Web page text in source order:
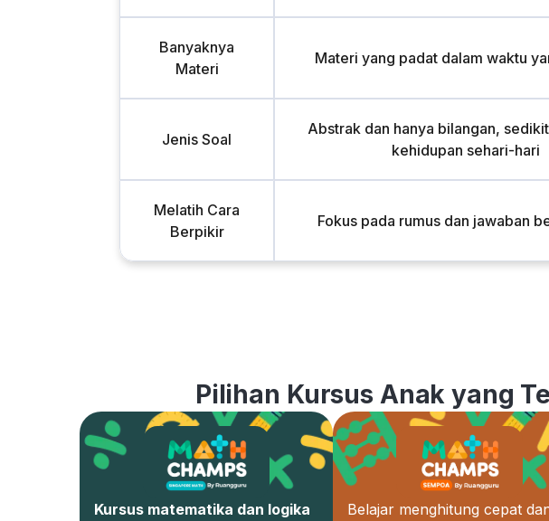
Banyaknya
Materi
Materi yang padat dalam waktu
Jenis Soal
Abstrak dan hanya bilangan,
kehidupan sehari-hari
Melatih Cara
Berpikir
Fokus pada rumus dan jawaban
Pilihan Kursus Anak yang
Kursus matematika dan logika
Belajar menghitung cepat